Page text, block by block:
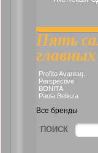
Пять
Profito Avantag..
Perspective
BONITA
Paola Belleza
Все бренды
ПОИСК